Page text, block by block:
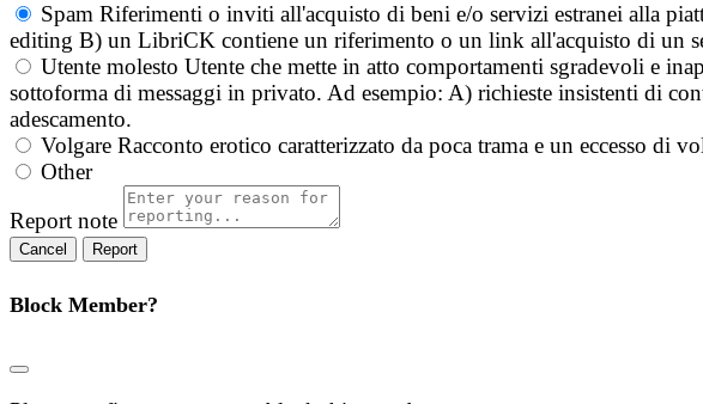
Spam Riferimenti o inviti all'acquisto di beni e/o servizi estranei alla
editing B) un LibriCK contiene un riferimento o un link all'acquisto di un
Utente molesto Utente che mette in atto comportamenti sgradevoli e
sottoforma di messaggi in privato. Ad esempio: A) richieste insistenti di
adescamento.
Volgare Racconto erotico caratterizzato da poca trama e un eccesso di
Other
Report note
Report
Block Member?